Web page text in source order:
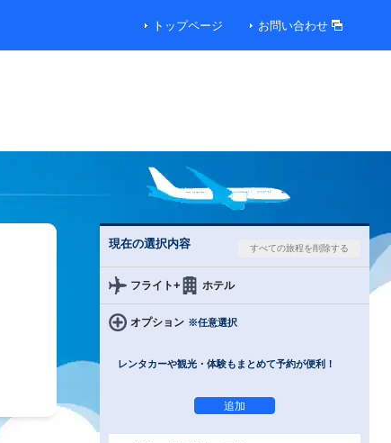
トップページ お問い合わせ
現在の選択内容
フライト+ ホテル
オプション ※任意選択
レンタカーや観光・体験もまとめて予約が便利！